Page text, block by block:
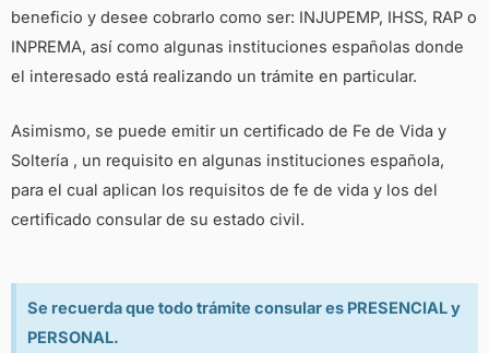
beneficio y desee cobrarlo como ser: INJUPEMP, IHSS, RAP o
INPREMA, así como algunas instituciones españolas donde
el interesado está realizando un trámite en particular.
Asimismo, se puede emitir un certificado de Fe de Vida y
Soltería , un requisito en algunas instituciones española,
para el cual aplican los requisitos de fe de vida y los del
certificado consular de su estado civil.
Se recuerda que todo trámite consular es PRESENCIAL y
PERSONAL.